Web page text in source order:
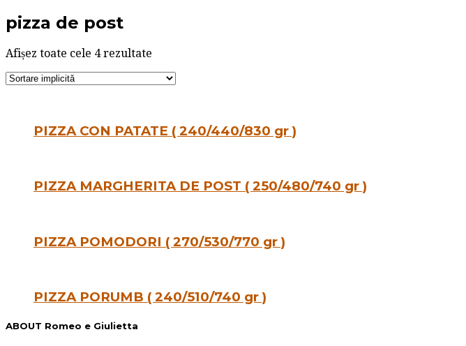
pizza de post
Afișez toate cele 4 rezultate
PIZZA CON PATATE ( 240/440/830 gr )
PIZZA MARGHERITA DE POST ( 250/480/740 gr )
PIZZA POMODORI ( 270/530/770 gr )
PIZZA PORUMB ( 240/510/740 gr )
ABOUT Romeo e Giulietta